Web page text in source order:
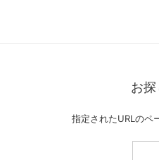
お
指定されたURLのペ